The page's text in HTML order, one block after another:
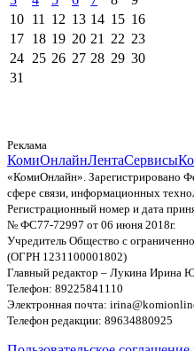
10 11 12 13 14 15 16
17 18 19 20 21 22 23
24 25 26 27 28 29 30
31
Реклама
КомиОнлайнЛентаСервисы
«КомиОнлайн». Зарегистрировано
сфере связи, информационных
Регистрационный номер и дата
№ ФС77-72997 от 06 июня 2018г.
Учредитель Общество с
(ОГРН 1231100001802)
Главный редактор – Лукина Ирина
Телефон: 89225841110
Электронная почта:
Телефон редакции: 89634880925